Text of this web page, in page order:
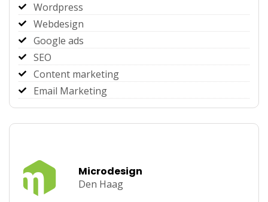
Wordpress
Webdesign
Google ads
SEO
Content marketing
Email Marketing
Microdesign
Den Haag